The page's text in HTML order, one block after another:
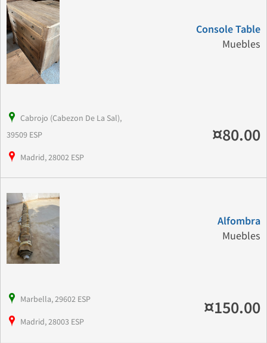
Console Table
Muebles
Cabrojo (Cabezon De La Sal),
39509 ESP
Madrid, 28002 ESP
¤80.00
Alfombra
Muebles
Marbella, 29602 ESP
Madrid, 28003 ESP
¤150.00